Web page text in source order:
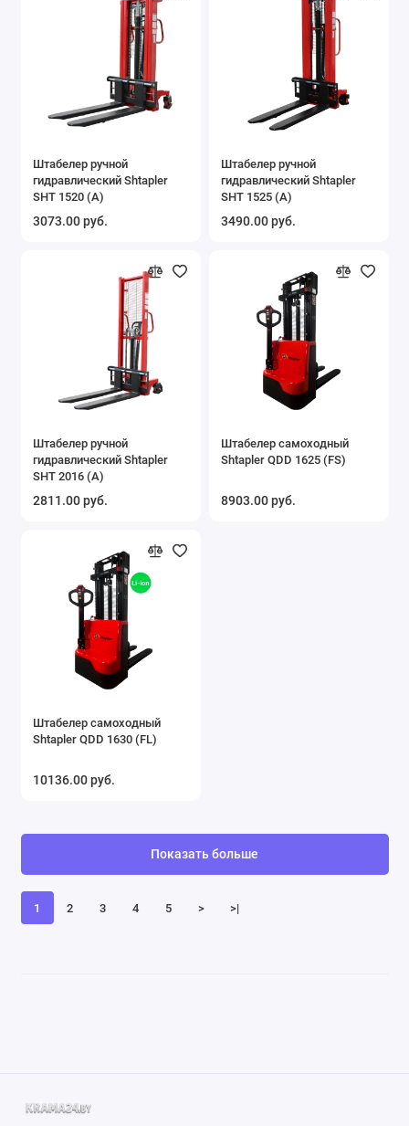
Штабелер ручной
гидравлический Shtapler
SHT 1520 (A)
3073.00 руб.
Штабелер ручной
гидравлический Shtapler
SHT 1525 (A)
3490.00 руб.
Штабелер ручной
гидравлический Shtapler
SHT 2016 (A)
2811.00 руб.
Штабелер самоходный
Shtapler QDD 1625 (FS)
8903.00 руб.
Штабелер самоходный
Shtapler QDD 1630 (FL)
10136.00 руб.
1 2 3 4 5 > >|
Показать больше